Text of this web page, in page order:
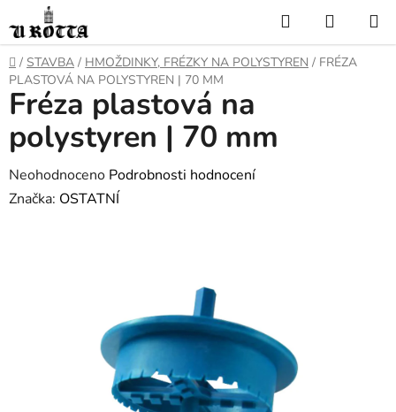
na
obsah
Hledat
KOŠÍK
DOMŮ
/ STAVBA / HMOŽDINKY, FRÉZKY NA POLYSTYREN / FRÉZA
PLASTOVÁ NA POLYSTYREN | 70 MM
Fréza plastová na
polystyren | 70 mm
Průměrné
hodnocení
Neohodnoceno Podrobnosti hodnocení
Značka: OSTATNÍ